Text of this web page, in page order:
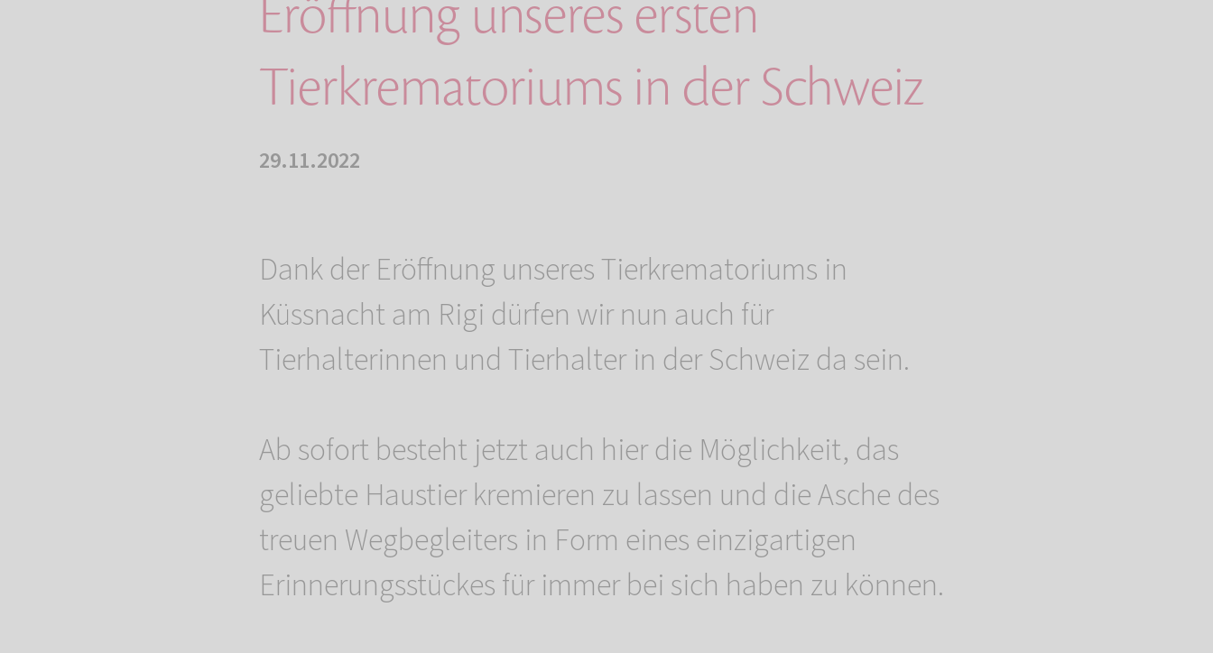
Eröffnung unseres ersten
Tierkrematoriums in der Schweiz
29.11.2022
Dank der Eröffnung unseres Tierkrematoriums in
Küssnacht am Rigi dürfen wir nun auch für
Tierhalterinnen und Tierhalter in der Schweiz da sein.
Ab sofort besteht jetzt auch hier die Möglichkeit, das
geliebte Haustier kremieren zu lassen und die Asche des
treuen Wegbegleiters in Form eines einzigartigen
Erinnerungsstückes für immer bei sich haben zu können.